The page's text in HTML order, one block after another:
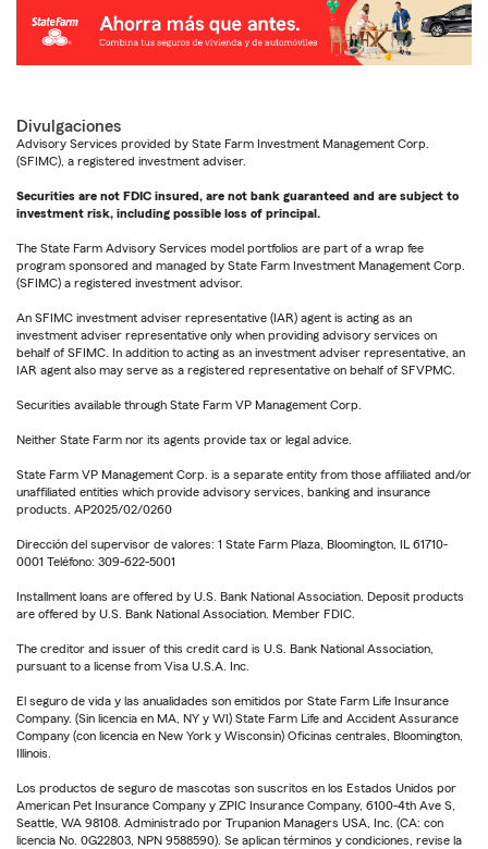
Divulgaciones
Advisory Services provided by State Farm Investment Management Corp.
(SFIMC), a registered investment adviser.
Securities are not FDIC insured, are not bank guaranteed and are subject to
investment risk, including possible loss of principal.
The State Farm Advisory Services model portfolios are part of a wrap fee
program sponsored and managed by State Farm Investment Management Corp.
(SFIMC) a registered investment advisor.
An SFIMC investment adviser representative (IAR) agent is acting as an
investment adviser representative only when providing advisory services on
behalf of SFIMC. In addition to acting as an investment adviser representative, an
IAR agent also may serve as a registered representative on behalf of SFVPMC.
Securities available through State Farm VP Management Corp.
Neither State Farm nor its agents provide tax or legal advice.
State Farm VP Management Corp. is a separate entity from those affiliated and/or
unaffiliated entities which provide advisory services, banking and insurance
products. AP2025/02/0260
Dirección del supervisor de valores: 1 State Farm Plaza, Bloomington, IL 61710-
0001 Teléfono: 309-622-5001
Installment loans are offered by U.S. Bank National Association. Deposit products
are offered by U.S. Bank National Association. Member FDIC.
The creditor and issuer of this credit card is U.S. Bank National Association,
pursuant to a license from Visa U.S.A. Inc.
El seguro de vida y las anualidades son emitidos por State Farm Life Insurance
Company. (Sin licencia en MA, NY y WI) State Farm Life and Accident Assurance
Company (con licencia en New York y Wisconsin) Oficinas centrales, Bloomington,
Illinois.
Los productos de seguro de mascotas son suscritos en los Estados Unidos por
American Pet Insurance Company y ZPIC Insurance Company, 6100-4th Ave S,
Seattle, WA 98108. Administrado por Trupanion Managers USA, Inc. (CA: con
licencia No. 0G22803, NPN 9588590). Se aplican términos y condiciones, revise la